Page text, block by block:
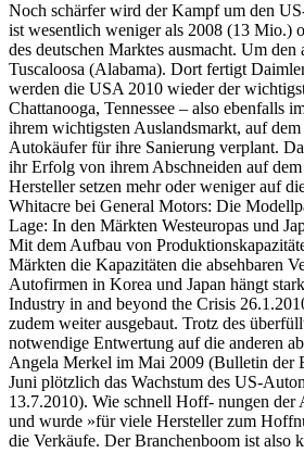
Noch schärfer wird der Kampf um den
ist wesentlich weniger als 2008 (13 Mio.)
des deutschen Marktes ausmacht. Um
Tuscaloosa (Alabama). Dort fertigt
werden die USA 2010 wieder der
Chattanooga, Tennessee – also ebenfalls
ihrem wichtigsten Auslandsmarkt, auf
Autokäufer für ihre Sanierung verplant.
ihr Erfolg von ihrem Abschneiden auf
Hersteller setzen mehr oder weniger auf
Whitacre bei General Motors: Die
Lage: In den Märkten Westeuropas und
Mit dem Aufbau von
Märkten die Kapazitäten die absehbaren
Autofirmen in Korea und Japan hängt
Industry in and beyond the Crisis
zudem weiter ausgebaut. Trotz des
notwendige Entwertung auf die anderen
Angela Merkel im Mai 2009 (Bulletin der
Juni plötzlich das Wachstum des US-
13.7.2010). Wie schnell Hoff- nungen der
und wurde »für viele Hersteller zum
die Verkäufe. Der Branchenboom ist also